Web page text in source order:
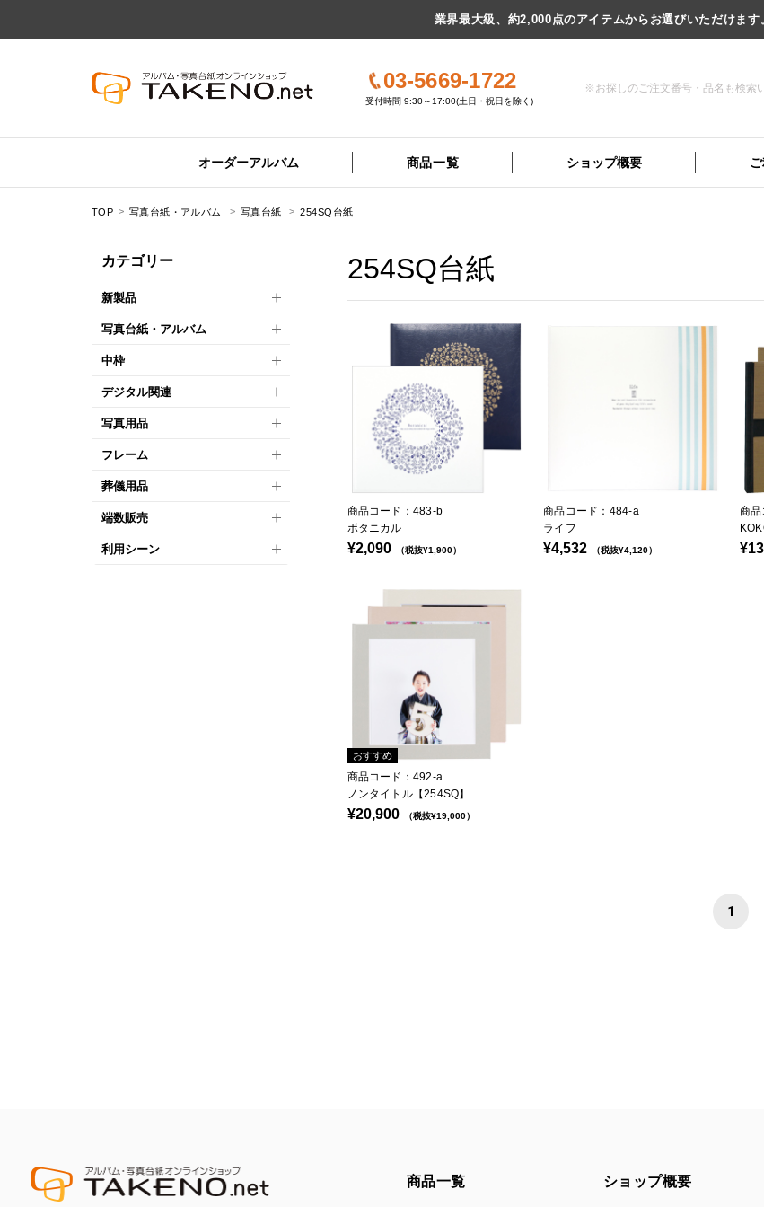
業界最大級、約2,000点のアイテムからお選びいただけます
03-5669-1722
受付時間 9:30～17:00(土日・祝日を除く)
オーダーアルバム 商品一覧 ショップ概要
TOP 写真台紙・アルバム 写真台紙 254SQ台紙
カテゴリー
新製品
写真台紙・アルバム
中枠
デジタル関連
写真用品
フレーム
葬儀用品
端数販売
利用シーン
254SQ台紙
商品コード：483-b
ボタニカル
¥2,090 （税抜¥1,900）
商品コード：484-a
ライフ
¥4,532 （税抜¥4,120）
商品
おすすめ
商品コード：492-a
ノンタイトル【254SQ】
¥20,900 （税抜¥19,000）
1
商品一覧 ショップ概要